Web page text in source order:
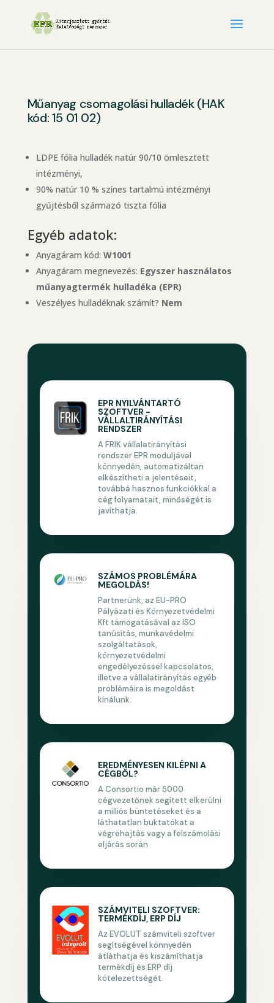
Műanyag csomagolási hulladék (HAK
kód: 15 01 02)
LDPE fólia hulladék natúr 90/10 ömlesztett
intézményi,
90% natúr 10 % színes tartalmú intézményi
gyűjtésből származó tiszta fólia
Egyéb adatok:
Anyagáram kód: W1001
Anyagáram megnevezés: Egyszer használatos
műanyagtermék hulladéka (EPR)
Veszélyes hulladéknak számít? Nem
EPR NYILVÁNTARTÓ
SZOFTVER -
VÁLLALTIRÁNYÍTÁSI
RENDSZER
A FRIK vállalatirányítási
rendszer EPR moduljával
könnyedén, automatizáltan
elkészítheti a jelentéseit,
továbbá hasznos funkciókkal a
cég folyamatait, minőségét is
javíthatja.
SZÁMOS PROBLÉMÁRA
MEGOLDÁS!
Partnerünk, az EU-PRO
Pályázati és Környezetvédelmi
Kft támogatásával az ISO
tanúsítás, munkavédelmi
szolgáltatások,
környezetvédelmi
engedélyezéssel kapcsolatos,
illetve a vállalatirányítás egyéb
problémáira is megoldást
kínálunk.
EREDMÉNYESEN KILÉPNI A
CÉGBŐL?
A Consortio már 5000
cégvezetőnek segített elkerülni
a milliós büntetéseket és a
láthatatlan buktatókat a
végrehajtás vagy a felszámolási
eljárás során
SZÁMVITELI SZOFTVER:
TERMÉKDÍJ, ERP DÍJ
Az EVOLUT számviteli szoftver
segítségével könnyedén
átláthatja és kiszámíthatja
termékdíj és ERP díj
kötelezettségét.